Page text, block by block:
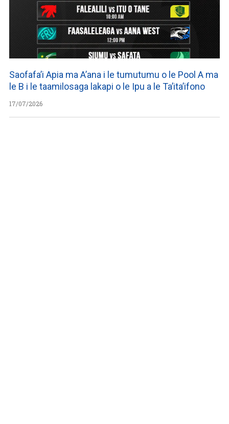
Saofafa’i Apia ma A’ana i le tumutumu o le Pool A ma
le B i le taamilosaga lakapi o le Ipu a le Ta’ita’ifono
17/07/2026